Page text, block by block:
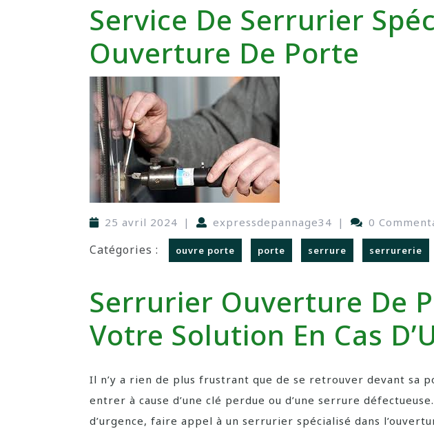
Service De Serrurier
Ouverture De Porte
25 avril 2024 | expressdepannage34 | 0
Catégories : ouvre porte porte serrure serrurerie
Serrurier Ouverture De
Votre Solution En Cas
Il n’y a rien de plus frustrant que de se retrouver devant sa
entrer à cause d’une clé perdue ou d’une serrure
d’urgence, faire appel à un serrurier spécialisé dans